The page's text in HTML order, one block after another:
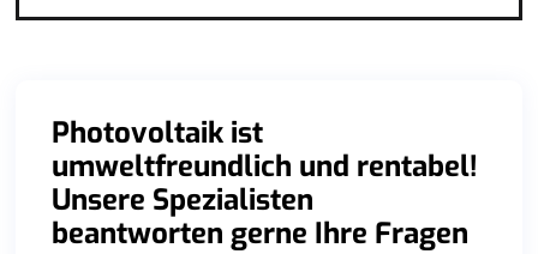
Photovoltaik ist
umweltfreundlich und rentabel!
Unsere Spezialisten
beantworten gerne Ihre Fragen